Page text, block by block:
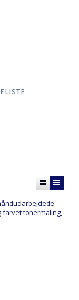
farvet tonermaling,